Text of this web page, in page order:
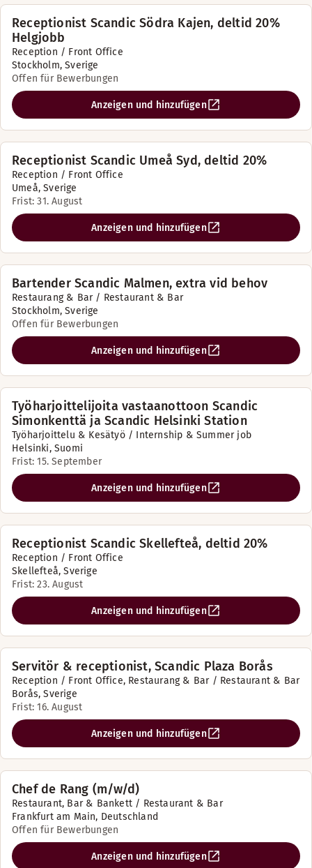
Receptionist Scandic Södra Kajen, deltid 20%
Helgjobb
Reception / Front Office
Stockholm, Sverige
Offen für Bewerbungen
Anzeigen und hinzufügen
Receptionist Scandic Umeå Syd, deltid 20%
Reception / Front Office
Umeå, Sverige
Frist: 31. August
Anzeigen und hinzufügen
Bartender Scandic Malmen, extra vid behov
Restaurang & Bar / Restaurant & Bar
Stockholm, Sverige
Offen für Bewerbungen
Anzeigen und hinzufügen
Työharjoittelijoita vastaanottoon Scandic
Simonkenttä ja Scandic Helsinki Station
Työharjoittelu & Kesätyö / Internship & Summer job
Helsinki, Suomi
Frist: 15. September
Anzeigen und hinzufügen
Receptionist Scandic Skellefteå, deltid 20%
Reception / Front Office
Skellefteå, Sverige
Frist: 23. August
Anzeigen und hinzufügen
Servitör & receptionist, Scandic Plaza Borås
Reception / Front Office, Restaurang & Bar / Restaurant & Bar
Borås, Sverige
Frist: 16. August
Anzeigen und hinzufügen
Chef de Rang (m/w/d)
Restaurant, Bar & Bankett / Restaurant & Bar
Frankfurt am Main, Deutschland
Offen für Bewerbungen
Anzeigen und hinzufügen